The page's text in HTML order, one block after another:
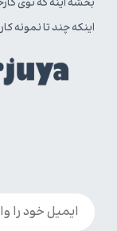
اینکه چند تا نمونه